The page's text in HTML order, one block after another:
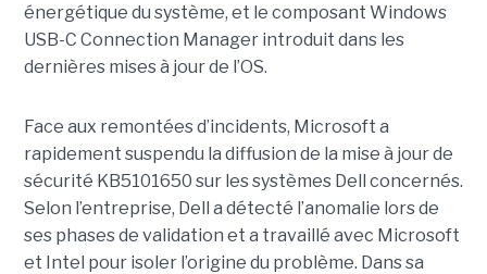
énergétique du système, et le composant Windows
USB-C Connection Manager introduit dans les
dernières mises à jour de l’OS.
Face aux remontées d’incidents, Microsoft a
rapidement suspendu la diffusion de la mise à jour de
sécurité KB5101650 sur les systèmes Dell concernés.
Selon l’entreprise, Dell a détecté l’anomalie lors de
ses phases de validation et a travaillé avec Microsoft
et Intel pour isoler l’origine du problème. Dans sa